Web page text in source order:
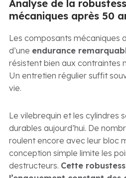
Analyse de la
mécaniques après 50
Les composants mécaniques
d’une endurance
résistent bien aux contraintes
Un entretien régulier suffit
vie.
Le vilebrequin et les cylindres
durables aujourd’hui. De
roulent encore avec leur bloc
conception simple limite les
destructeurs. Cette